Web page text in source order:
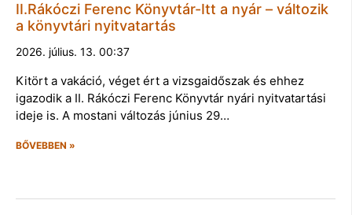
II.Rákóczi Ferenc Könyvtár-Itt a nyár – változik
a könyvtári nyitvatartás
2026. július. 13. 00:37
Kitört a vakáció, véget ért a vizsgaidőszak és ehhez
igazodik a II. Rákóczi Ferenc Könyvtár nyári nyitvatartási
ideje is. A mostani változás június 29…
BŐVEBBEN »